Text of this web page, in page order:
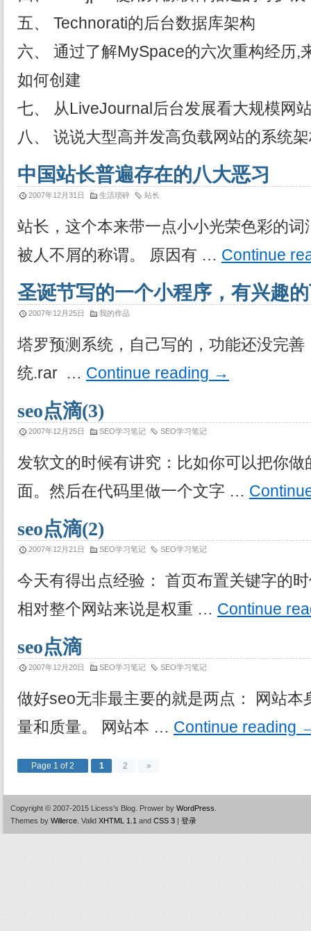
五、 Technorati的后台数据库架构
六、 通过了解MySpace的六次重构经历,
如何创建
七、 从LiveJournal后台发展看大规模网
八、 说说大型高并发高负载网站的系统
中国站长普遍存在的八大恶习
2007年12月31日 生活琐碎 站长
站长，这个本来带一点小小光荣色彩的
被人不屑的称谓。 原因有 … Continue
圣诞节写的一个小程序，有兴趣
2007年12月25日 我的作品
塔罗预测系统，自己写的，功能还没完
统.rar … Continue reading →
seo点滴(3)
2007年12月25日 SEO学习笔记 SEO学习笔记
发软文的时候有讲究：比如你可以把你
面。然后在代码里做一个文字 …
seo点滴(2)
2007年12月21日 SEO学习笔记 SEO学习笔记
今天有得出点经验： 首页布置关键字的
相对整个网站来说是权重 … Continue
seo点滴
2007年12月20日 SEO学习笔记 SEO学习笔记
做好seo无非最主要的就是两点： 网站本
量和质量。 网站本 … Continue reading
Page 1 of 2 1 2 »
Copyright © 2007-2015 Licess's Blog. Prower by WordPress
Themes by Willerce Valid XHTML 1.1 and CSS 3 | 登录